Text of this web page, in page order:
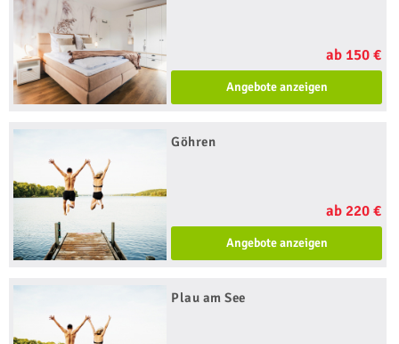
ab 150 €
Angebote anzeigen
Göhren
ab 220 €
Angebote anzeigen
Plau am See